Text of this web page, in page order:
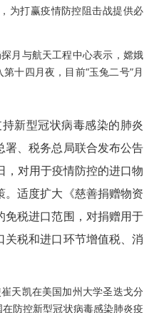
为打赢疫情防控阻击战提供必
月与航天工程中心表示，嫦娥
十四月夜，目前“玉兔二号”月
新型冠状病毒感染的肺炎
署、税务总局联合发布公告
对用于疫情防控的进口物
。适度扩大《慈善捐赠物资
免税进口范围，对捐赠用于
税和进口环节增值税、消
天凯在美国加州大学圣迭戈分
防控新型冠状病毒感染肺炎疫